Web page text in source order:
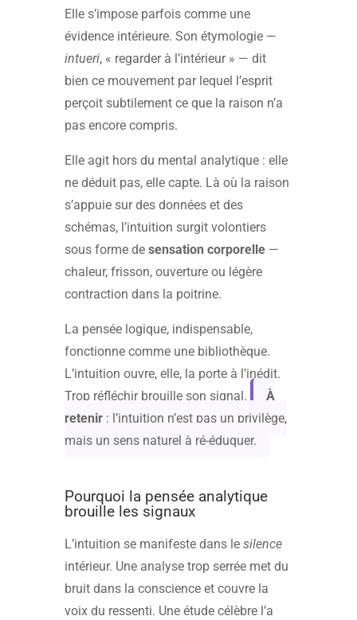
Elle s’impose parfois comme une
évidence intérieure. Son étymologie —
intueri, « regarder à l’intérieur » — dit
bien ce mouvement par lequel l’esprit
perçoit subtilement ce que la raison n’a
pas encore compris.
Elle agit hors du mental analytique : elle
ne déduit pas, elle capte. Là où la raison
s’appuie sur des données et des
schémas, l’intuition surgit volontiers
sous forme de sensation corporelle—
chaleur, frisson, ouverture ou légère
contraction dans la poitrine.
La pensée logique, indispensable,
fonctionne comme une bibliothèque.
L’intuition ouvre, elle, la porte à l’inédit.
Trop réfléchir brouille son signal.
À
retenir: l’intuition n’est pas un privilège,
mais un sens naturel à ré-éduquer.
Pourquoi la pensée analytique
brouille les signaux
L’intuition se manifeste dans le silence
intérieur. Une analyse trop serrée met du
bruit dans la conscience et couvre la
voix du ressenti. Une étude célèbre l’a